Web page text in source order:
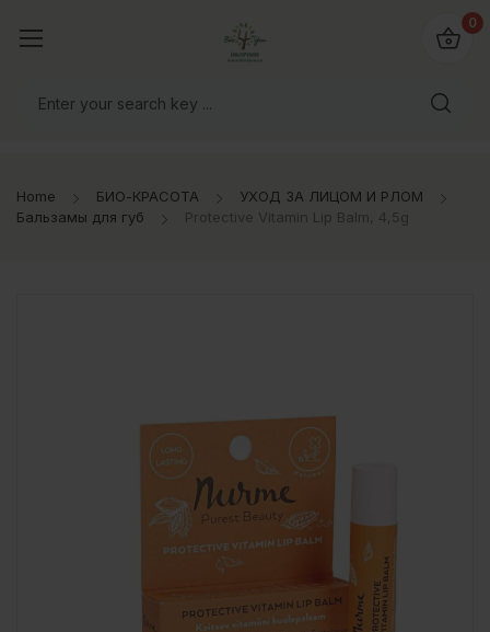
0
Home БИО-КРАСОТА
УХОД ЗА ЛИЦОМ И РЛОМ
Бальзамы для губ
Protective Vitamin Lip Balm, 4,5g